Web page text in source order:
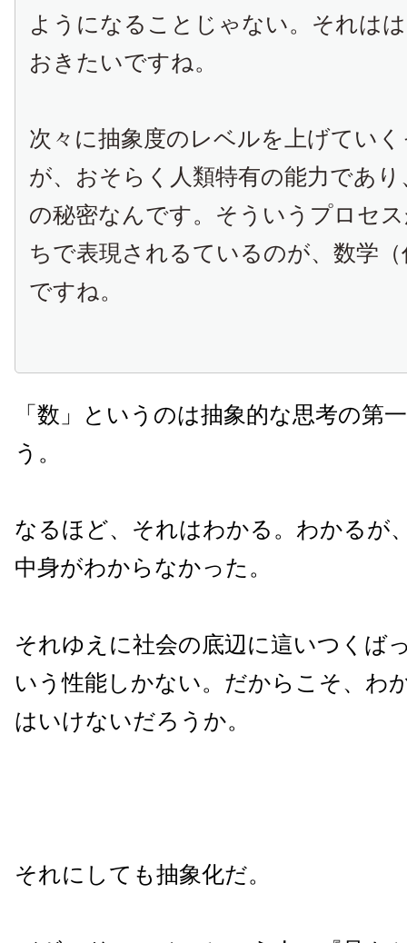
ようになることじゃない。それは
おきたいですね。
次々に抽象度のレベルを上げてい
が、おそらく人類特有の能力であ
の秘密なんです。そういうプロセ
ちで表現されるているのが、数学
ですね。
「数」というのは抽象的な思考の第
う。
なるほど、それはわかる。わかるが
中身がわからなかった。
それゆえに社会の底辺に這いつくば
いう性能しかない。だからこそ、わ
はいけないだろうか。
それにしても抽象化だ。